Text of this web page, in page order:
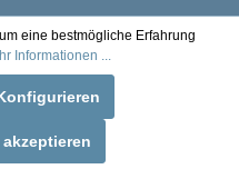
eine bestmögliche Erfahrung
Informationen ...